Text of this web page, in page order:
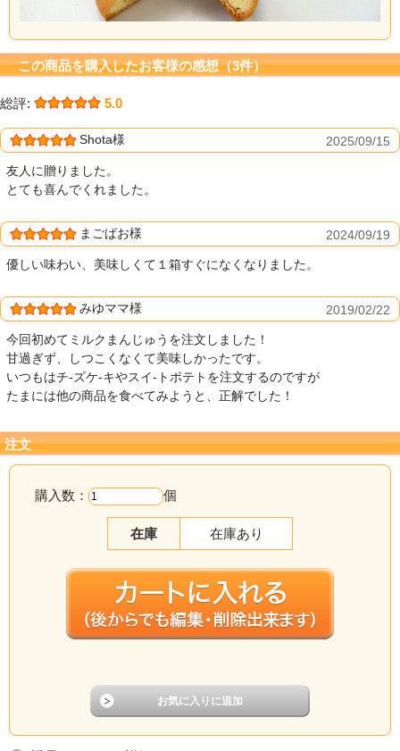
この商品を購入したお客様の感想（3件）
総評: 5.0
Shota様 2025/09/15
友人に贈りました。
とても喜んでくれました。
まごぱお様 2024/09/19
優しい味わい、美味しくて１箱すぐになくなりました。
みゆママ様 2019/02/22
今回初めてミルクまんじゅうを注文しました！
甘過ぎず、しつこくなくて美味しかったです。
いつもはチ-ズケ-キやスイ-トポテトを注文するのですが
たまには他の商品を食べてみようと、正解でした！
注文
購入数： 個
在庫 在庫あり